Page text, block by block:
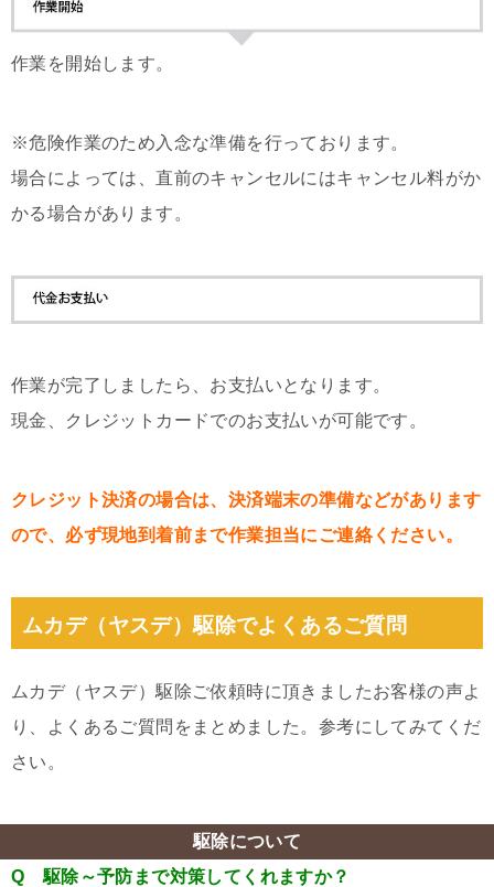
作業を開始します。
※危険作業のため入念な準備を行っております。
場合によっては、直前のキャンセルにはキャンセル料がか
かる場合があります。
作業が完了しましたら、お支払いとなります。
現金、クレジットカードでのお支払いが可能です。
クレジット決済の場合は、決済端末の準備などがあります
ので、必ず現地到着前まで作業担当にご連絡ください。
ムカデ（ヤスデ）駆除でよくあるご質問
ムカデ（ヤスデ）駆除ご依頼時に頂きましたお客様の声よ
り、よくあるご質問をまとめました。参考にしてみてくだ
さい。
駆除について
Q 駆除～予防まで対策してくれますか？